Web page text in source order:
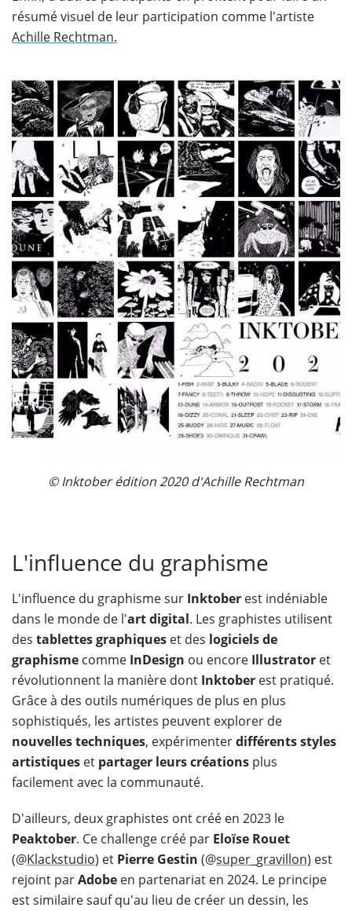
résumé visuel de leur participation comme l'artiste
Achille Rechtman.
© Inktober édition 2020 d'Achille Rechtman
L'influence du graphisme
L'influence du graphisme sur Inktober est indéniable
dans le monde de l'art digital. Les graphistes utilisent
des tablettes graphiques et des logiciels de
graphisme comme InDesign ou encore Illustrator et
révolutionnent la manière dont Inktober est pratiqué.
Grâce à des outils numériques de plus en plus
sophistiqués, les artistes peuvent explorer de
nouvelles techniques, expérimenterdifférents styles
artistiques et partager leurs créations plus
facilement avec la communauté.
D'ailleurs, deux graphistes ont créé en 2023 le
Peaktober. Ce challenge créé par Eloïse Rouet
(@Klackstudio) et Pierre Gestin (@super_gravillon) est
rejoint parAdobe en partenariat en 2024. Le principe
est similaire sauf qu'au lieu de créer un dessin, les